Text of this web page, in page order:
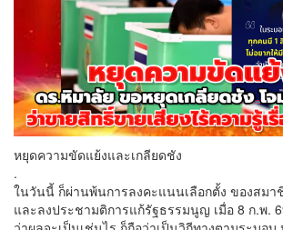
หยุดความขัดแย้งและเกลียดชัง
.
ในวันนี้ ก็ผ่านพ้นการลงคะแนนเลือกตั้ง ของสม
และลงประชามติการแก้รัฐธรรมนูญ เมื่อ 8 ก.พ.